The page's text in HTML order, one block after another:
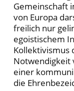
Gemeinschaft
von Europa
freilich nur
egoistischem
Kollektivismus
Notwendigkeit
einer
die